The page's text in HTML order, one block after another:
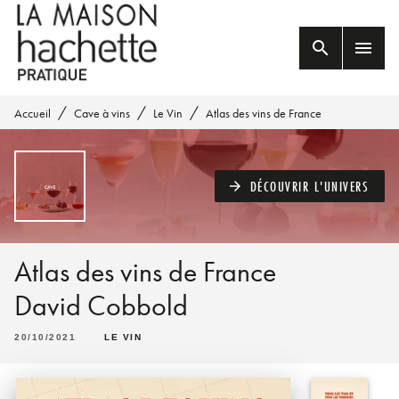
MENU RECHERCHE
PIED DE PAGE
search menu
Accueil / Cave à vins / Le Vin / Atlas des vins de France
arrow_forward DÉCOUVRIR L'UNIVERS
Atlas des vins de France
David Cobbold
20/10/2021 LE VIN